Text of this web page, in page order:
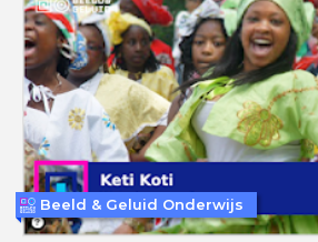
Beeld & Geluid Onderwijs